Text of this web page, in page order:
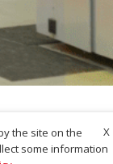
X
the site on the
some information